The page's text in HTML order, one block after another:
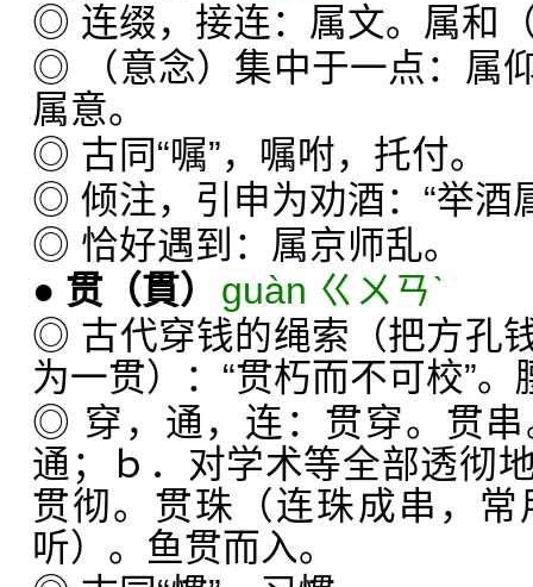
◎ 连缀，接连：属文。属和
◎ （意念）集中于一点：属
属意。
◎ 古同“嘱”，嘱咐，托付。
◎ 倾注，引申为劝酒：“举酒
◎ 恰好遇到：属京师乱。
● 贯 （貫）
guàn ㄍㄨㄢˋ
◎ 古代穿钱的绳索（把方孔
为一贯）：“贯朽而不可校”。
◎ 穿，通，连：贯穿。贯
通；ｂ．对学术等全部透彻
贯彻。贯珠（连珠成串，
听）。鱼贯而入。